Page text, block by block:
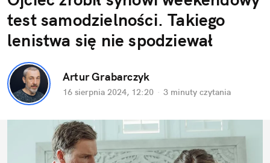
test samodzielności. Takiego
lenistwa się nie spodziewał
Artur Grabarczyk
16 sierpnia 2024, 12:20 · 3 minuty czytania